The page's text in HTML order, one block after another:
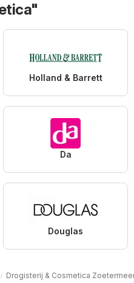
Holland & Barrett
Da
Douglas
Drogisterij & Cosmetica